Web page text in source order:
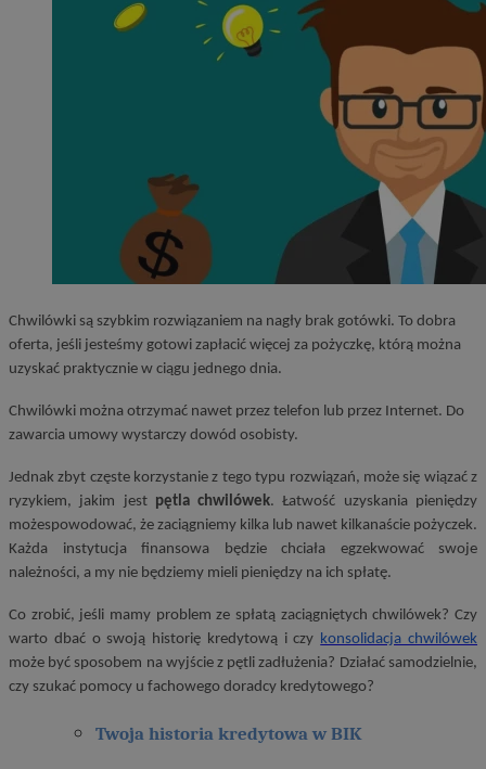
Chwilówki są szybkim rozwiązaniem na nagły brak gotówki. To dobra
oferta, jeśli jesteśmy gotowi zapłacić więcej za pożyczkę, którą można
uzyskać praktycznie w ciągu jednego dnia.
Chwilówki można otrzymać nawet przez telefon lub przez Internet. Do
zawarcia umowy wystarczy dowód osobisty.
Jednak zbyt częste korzystanie z tego typu rozwiązań, może się wiązać z
ryzykiem, jakim jest pętla chwilówek. Łatwość uzyskania pieniędzy
możespowodować, że zaciągniemy kilka lub nawet kilkanaście pożyczek.
Każda instytucja finansowa będzie chciała egzekwować swoje
należności, a my nie będziemy mieli pieniędzy na ich spłatę.
Co zrobić, jeśli mamy problem ze spłatą zaciągniętych chwilówek? Czy
warto dbać o swoją historię kredytową i czy konsolidacja chwilówek
może być sposobem na wyjście z pętli zadłużenia? Działać samodzielnie,
czy szukać pomocy u fachowego doradcy kredytowego?
Twoja historia kredytowa w BIK